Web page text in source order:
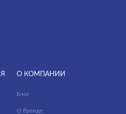
О КОМПАНИИ
Блог
О бренде